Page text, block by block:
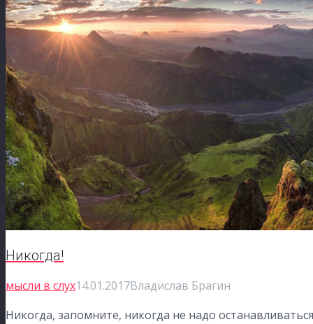
Никогда!
мысли в слух14.01.2017Владислав Брагин
Никогда, запомните, никогда не надо